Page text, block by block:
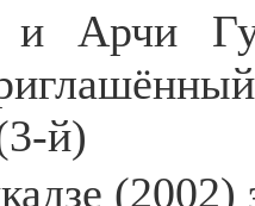
Арчи
й)
(2002)